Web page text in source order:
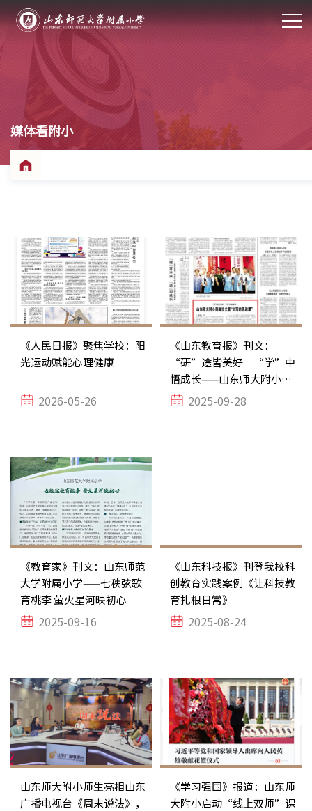
媒体看附小
《人民日报》聚焦学校：阳
光运动赋能心理健康
2026-05-26
《山东教育报》刊文：
“研”途皆美好 “学”中
悟成长——山东师大附小用
脚步丈量“大写的思政课”
2025-09-28
《教育家》刊文：山东师范
大学附属小学——七秩弦歌
育桃李 萤火星河映初心
2025-09-16
《山东科技报》刊登我校科
创教育实践案例《让科技教
育扎根日常》
2025-08-24
山东师大附小师生亮相山东
广播电视台《周末说法》，
《学习强国》报道：山东师
大附小启动“线上双师”课